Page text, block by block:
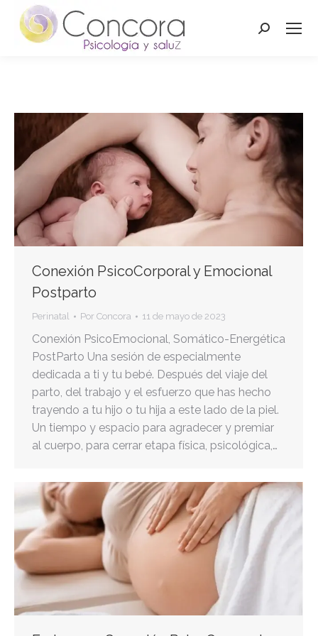
Buscar:
Conexión PsicoCorporal y Emocional
Postparto
Perinatal Por Concora 11 de mayo de 2023
Conexión PsicoEmocional, Somático-Energética
PostParto Una sesión de especialmente
dedicada a ti y tu bebé. Después del viaje del
parto, del trabajo y el esfuerzo que has hecho
trayendo a tu hijo o tu hija a este lado de la piel.
Un tiempo y espacio para agradecer y premiar
al cuerpo, para cerrar etapa física, psicológica,…